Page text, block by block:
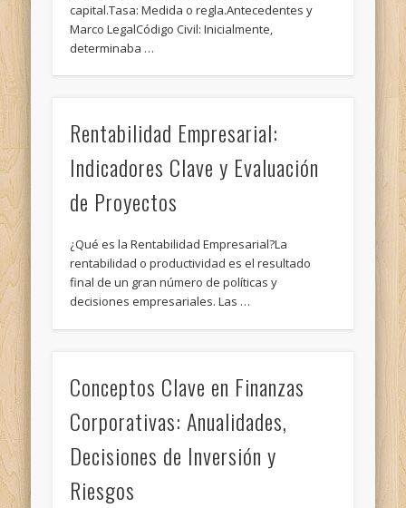
capital.Tasa: Medida o regla.Antecedentes y
Marco LegalCódigo Civil: Inicialmente,
determinaba …
Rentabilidad Empresarial:
Indicadores Clave y Evaluación
de Proyectos
¿Qué es la Rentabilidad Empresarial?La
rentabilidad o productividad es el resultado
final de un gran número de políticas y
decisiones empresariales. Las …
Conceptos Clave en Finanzas
Corporativas: Anualidades,
Decisiones de Inversión y
Riesgos